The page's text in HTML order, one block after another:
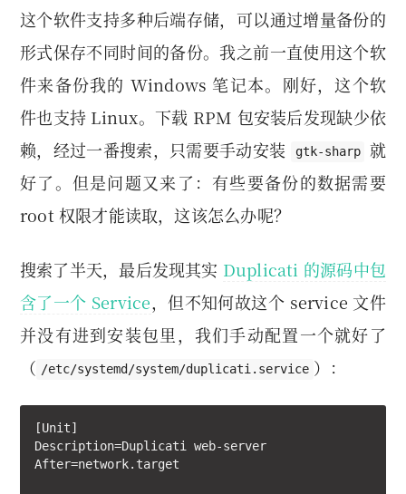
这个软件支持多种后端存储，可以通过增量备份的
形式保存不同时间的备份。我之前一直使用这个软
件来备份我的 Windows 笔记本。刚好，这个软
件也支持 Linux。下载 RPM 包安装后发现缺少依
赖，经过一番搜索，只需要手动安装
gtk-sharp
就
好了。但是问题又来了：有些要备份的数据需要
root 权限才能读取，这该怎么办呢？
搜索了半天，最后发现其实 Duplicati 的源码中包
含了一个 Service，但不知何故这个 service 文件
并没有进到安装包里，我们手动配置一个就好了
（ /etc/systemd/system/duplicati.service ）：
[Unit]
Description=Duplicati web-server
After=network.target